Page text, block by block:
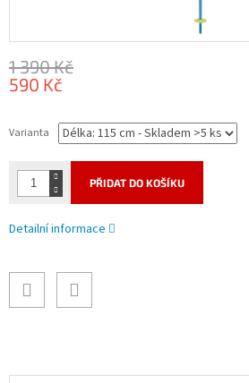
1 390 Kč
590 Kč
cena:
Varianta
PŘIDAT DO KOŠÍKU
Detailní informace